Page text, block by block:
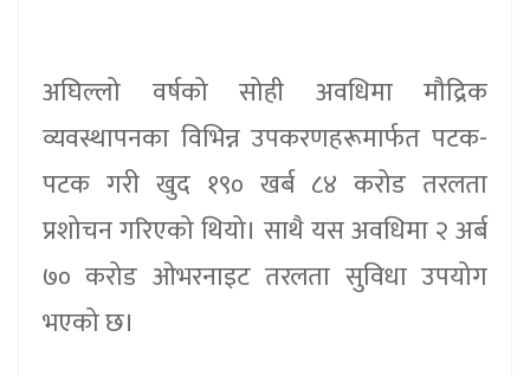
अघिल्लो वर्षको सोही अवधिमा मौद्रिक
व्यवस्थापनका विभिन्न उपकरणहरूमार्फत पटक-
पटक गरी खुद १९० खर्ब ८४ करोड तरलता
प्रशोचन गरिएको थियो। साथै यस अवधिमा २ अर्ब
७० करोड ओभरनाइट तरलता सुविधा उपयोग
भएको छ।